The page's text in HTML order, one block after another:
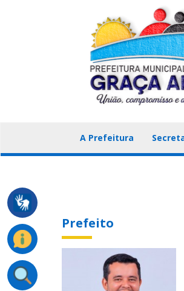
A Prefeitura
Prefeito